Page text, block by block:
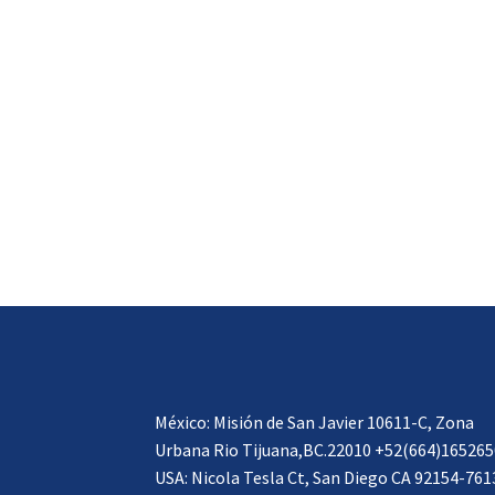
México: Misión de San Javier 10611-C, Zona
Urbana Rio Tijuana,BC.22010
USA: Nicola Tesla Ct, San Diego CA 92154-